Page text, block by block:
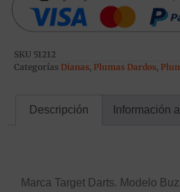
SKU 51212
Categorías Dianas, Plumas Dardos,
Descripción Información
Marca Target Darts. Modelo